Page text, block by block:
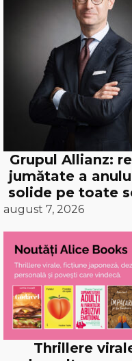
Grupul Allianz:
jumătate a
solide pe toate
august 7, 2026
Thrillere